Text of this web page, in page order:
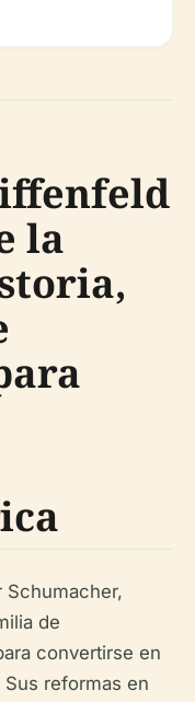
la
Schumacher,
de
convertirse en
reformas en